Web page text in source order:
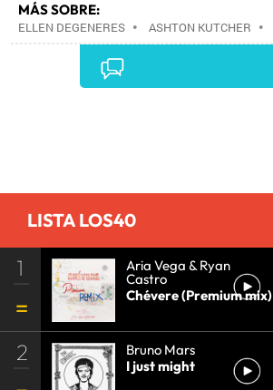
MÁS SOBRE:
ELLEN DEGENERES • ASHTON KUTCHER •
LISTA LOS40
1 Aria Vega & Ryan
Castro
Chévere (Premium mix)
2
Bruno Mars
I just might